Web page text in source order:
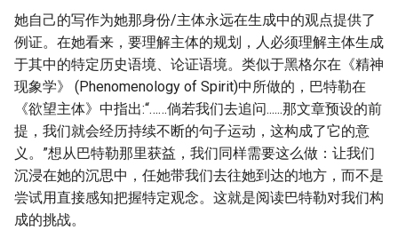
她自己的写作为她那身份/主体永远在生成中的观点提供了
例证。在她看来，要理解主体的规划，人必须理解主体生成
于其中的特定历史语境、论证语境。类似于黑格尔在《精神
现象学》 (Phenomenology of Spirit)中所做的，巴特勒在
《欲望主体》中指出:“……倘若我们去追问......那文章预设的前
提，我们就会经历持续不断的句子运动，这构成了它的意
义。”想从巴特勒那里获益，我们同样需要这么做：让我们
沉浸在她的沉思中，任她带我们去往她到达的地方，而不是
尝试用直接感知把握特定观念。这就是阅读巴特勒对我们构
成的挑战。